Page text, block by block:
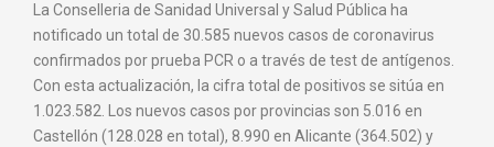
La Conselleria de Sanidad Universal y Salud Pública ha
notificado un total de 30.585 nuevos casos de coronavirus
confirmados por prueba PCR o a través de test de antígenos.
Con esta actualización, la cifra total de positivos se sitúa en
1.023.582. Los nuevos casos por provincias son 5.016 en
Castellón (128.028 en total), 8.990 en Alicante (364.502) y